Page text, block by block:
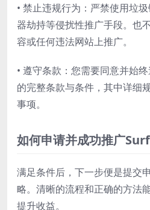
• 禁止违规行为：严禁使用垃
器劫持等侵扰性推广手段。也
容或任何违法网站上推广。
• 遵守条款：您需要同意并始
的完整条款与条件，其中详细
事项。
如何申请并成功推广
满足条件后，下一步便是提交
略。清晰的流程和正确的方法
提升收益。